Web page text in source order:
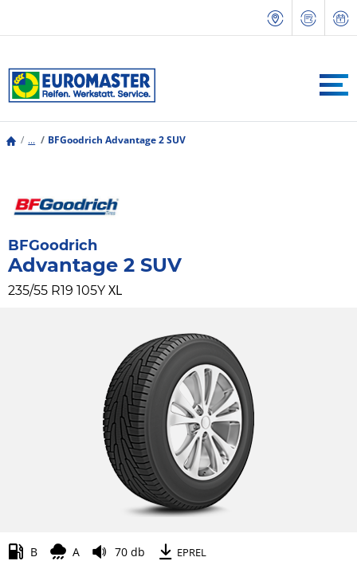
... BFGoodrich Advantage 2 SUV
BFGoodrich
Advantage 2 SUV
235/55 R19 105Y XL
B A 70 db EPREL